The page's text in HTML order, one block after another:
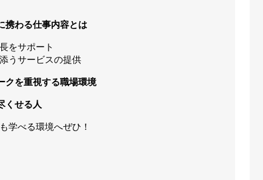
携わる仕事内容とは
をサポート
うサービスの提供
クを重視する職場環境
くせる人
学べる環境へぜひ！